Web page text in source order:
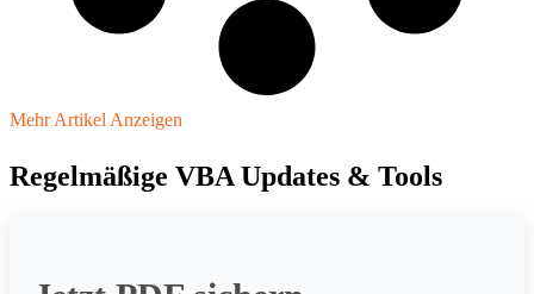
Mehr Artikel Anzeigen
Regelmäßige VBA Updates & Tools